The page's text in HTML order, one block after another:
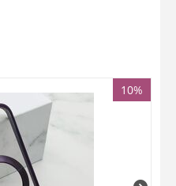
10%